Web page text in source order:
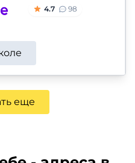
4.7 98
еще